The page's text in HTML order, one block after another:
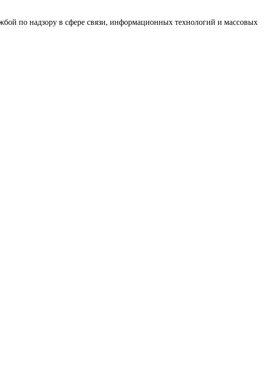
по надзору в сфере связи, информационных технологий и массовых